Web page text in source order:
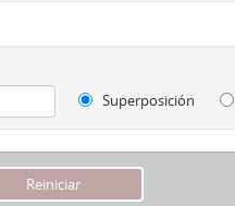
Superposición